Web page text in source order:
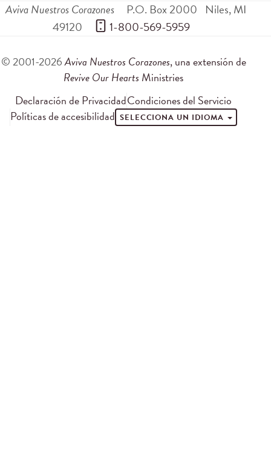
Aviva Nuestros Corazones P.O. Box 2000 Niles,MI
49120
1-800-569-5959
© 2001-2026Aviva Nuestros Corazones, una extensión de
Revive Our Hearts Ministries
Declaración de PrivacidadCondiciones del Servicio
Políticas de accesibilidad SELECCIONA UN IDIOMA